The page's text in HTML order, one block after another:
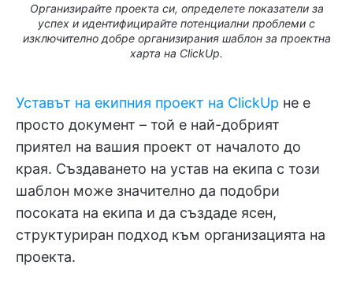
Организирайте проекта си, определете показатели за
успех и идентифицирайте потенциални проблеми с
изключително добре организирания шаблон за проектна
харта на ClickUp.
Уставът на екипния проект на ClickUp не е
просто документ – той е най-добрият
приятел на вашия проект от началото до
края. Създаването на устав на екипа с този
шаблон може значително да подобри
посоката на екипа и да създаде ясен,
структуриран подход към организацията на
проекта.